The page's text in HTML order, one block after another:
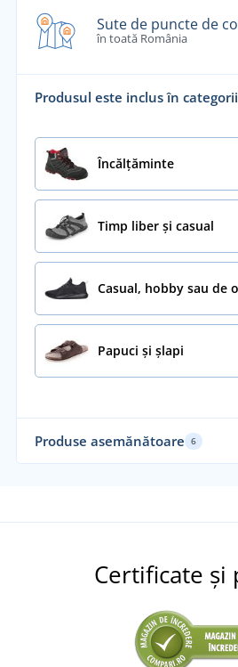
Sute de puncte de
în toată România
Produsul este inclus în categorii
Încălţăminte
Timp liber și casual
Casual, hobby sau de
Papuci și șlapi
Produse asemănătoare 6
Certificate și